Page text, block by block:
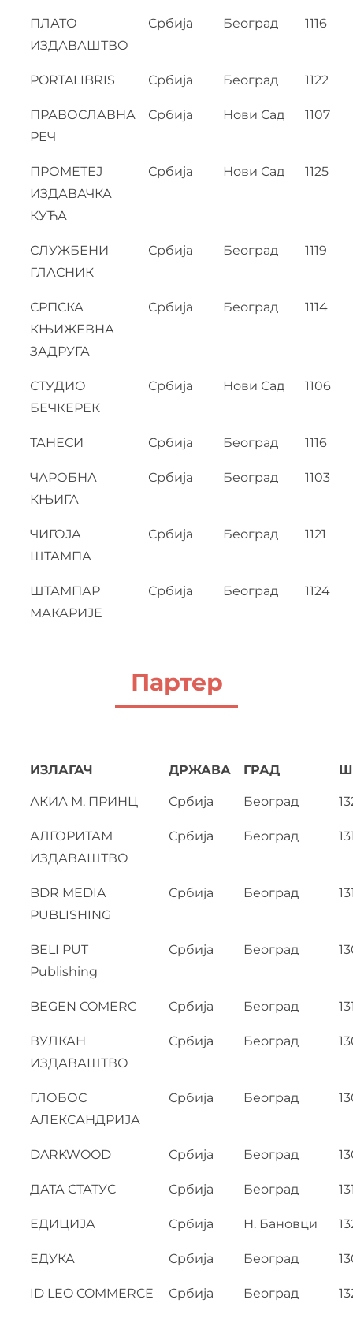
ПЛАТО
ИЗДАВАШТВО
Србија Београд 1116
PORTALIBRIS Србија Београд 1122
ПРАВОСЛАВНА
РЕЧ
Србија Нови Сад 1107
ПРОМЕТЕЈ
ИЗДАВАЧКА
КУЋА
Србија Нови Сад 1125
СЛУЖБЕНИ
ГЛАСНИК
Србија Београд 1119
СРПСКА
КЊИЖЕВНА
ЗАДРУГА
Србија Београд 1114
СТУДИО
БЕЧКЕРЕК
Србија Нови Сад 1106
ТАНЕСИ Србија Београд 1116
ЧАРОБНА
КЊИГА
Србија Београд 1103
ЧИГОЈА
ШТАМПА
Србија Београд 1121
ШТАМПАР
МАКАРИЈЕ
Србија Београд 1124
Партер
ИЗЛАГАЧ ДРЖАВА ГРАД
АКИА М. ПРИНЦ Србија Београд
АЛГОРИТАМ
ИЗДАВАШТВО
Србија Београд
BDR MEDIA
PUBLISHING
Србија Београд
BELI PUT
Publishing
Србија Београд
BEGEN COMERC Србија Београд
ВУЛКАН
ИЗДАВАШТВО
Србија Београд
ГЛОБОС
АЛЕКСАНДРИЈА
Србија Београд
DARKWOOD Србија Београд
ДАТА СТАТУС Србија Београд
ЕДИЦИЈА Србија Н. Бановци
ЕДУКА Србија Београд
ID LEO COMMERCE Србија Београд